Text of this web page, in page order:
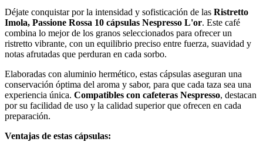
Déjate conquistar por la intensidad y sofisticación de las Ristretto
Imola, Passione Rossa 10 cápsulas Nespresso L'or. Este café
combina lo mejor de los granos seleccionados para ofrecer un
ristretto vibrante, con un equilibrio preciso entre fuerza, suavidad y
notas afrutadas que perduran en cada sorbo.
Elaboradas con aluminio hermético, estas cápsulas aseguran una
conservación óptima del aroma y sabor, para que cada taza sea una
experiencia única. Compatibles con cafeteras Nespresso, destacan
por su facilidad de uso y la calidad superior que ofrecen en cada
preparación.
Ventajas de estas cápsulas: